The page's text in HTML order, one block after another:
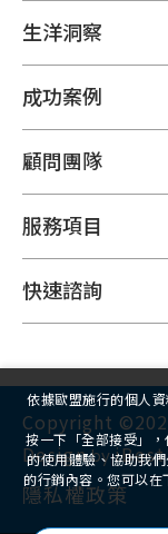
生洋洞察
成功案例
顧問團隊
服務項目
快速諮詢
Copyright
Design by iBest
隱私權政策
依據歐盟施行的個人
按一下「全部接受」
的使用體驗、協助我
的行銷內容。您可以